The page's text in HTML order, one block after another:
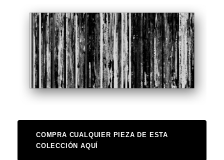
COMPRA CUALQUIER PIEZA DE ESTA
COLECCIÓN AQUÍ